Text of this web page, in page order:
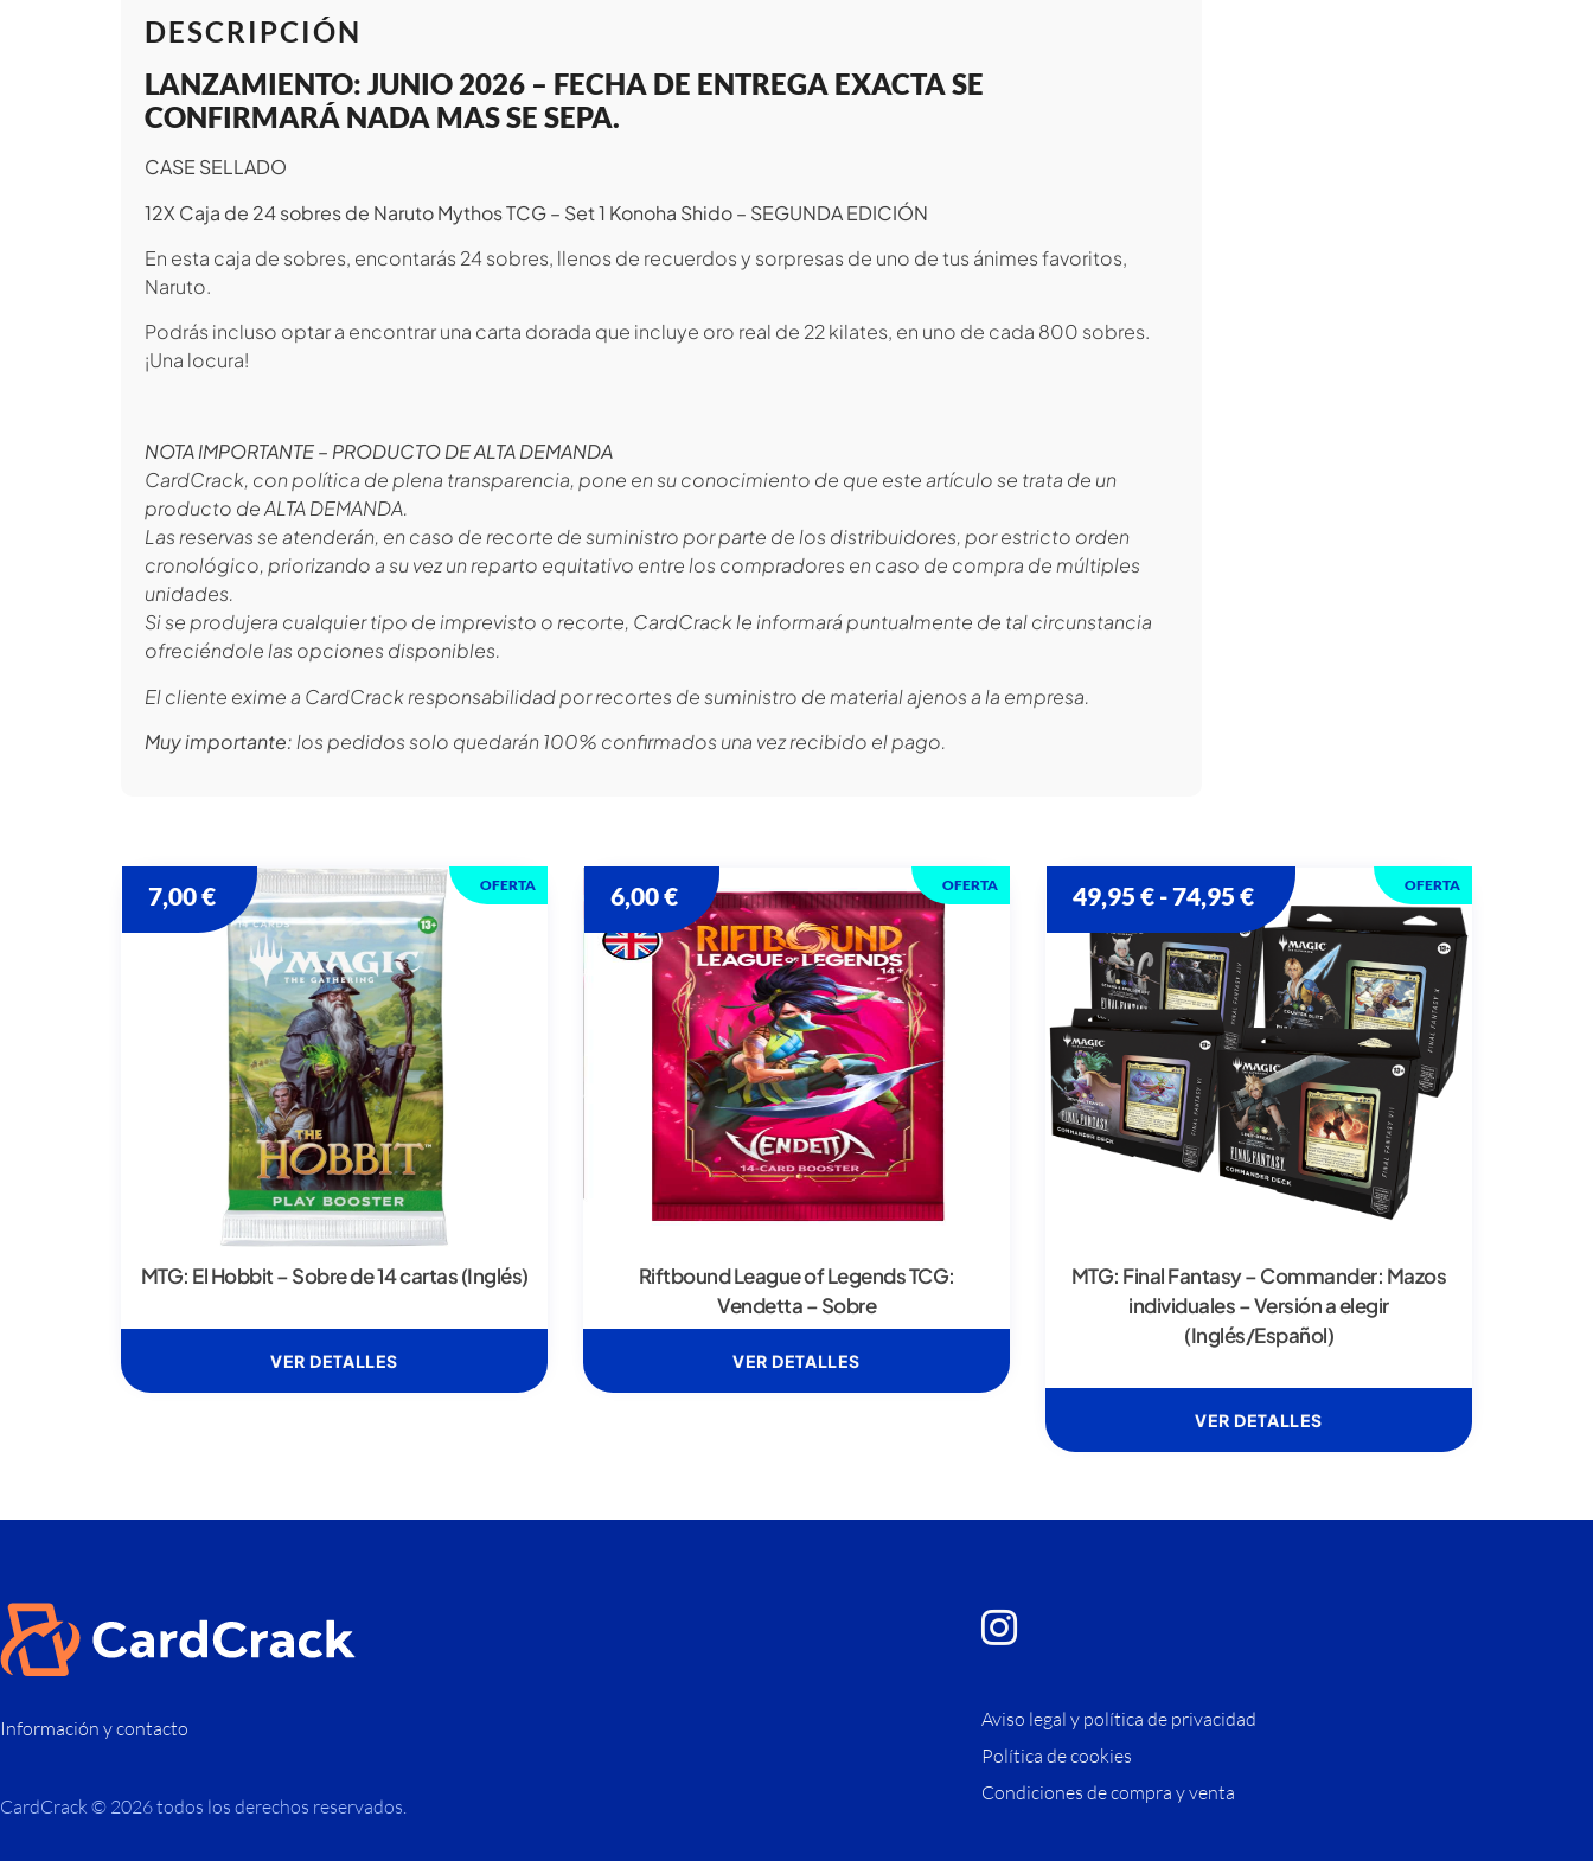
DESCRIPCIÓN
LANZAMIENTO: JUNIO 2026 – FECHA DE ENTREGA EXACTA SE
CONFIRMARÁ NADA MAS SE SEPA.
CASE SELLADO
12X Caja de 24 sobres de Naruto Mythos TCG – Set 1 Konoha Shido – SEGUNDA EDICIÓN
En esta caja de sobres, encontarás 24 sobres, llenos de recuerdos y sorpresas de uno de tus ánimes favoritos,
Naruto.
Podrás incluso optar a encontrar una carta dorada que incluye oro real de 22 kilates, en uno de cada 800 sobres.
¡Una locura!
NOTA IMPORTANTE – PRODUCTO DE ALTA DEMANDA
CardCrack, con política de plena transparencia, pone en su conocimiento de que este artículo se trata de un
producto de ALTA DEMANDA.
Las reservas se atenderán, en caso de recorte de suministro por parte de los distribuidores, por estricto orden
cronológico, priorizando a su vez un reparto equitativo entre los compradores en caso de compra de múltiples
unidades.
Si se produjera cualquier tipo de imprevisto o recorte, CardCrack le informará puntualmente de tal circunstancia
ofreciéndole las opciones disponibles.
El cliente exime a CardCrack responsabilidad por recortes de suministro de material ajenos a la empresa.
Muy importante: los pedidos solo quedarán 100% confirmados una vez recibido el pago.
OFERTA
7,00€
MTG: El Hobbit – Sobre de 14 cartas (Inglés)
VER DETALLES
OFERTA
6,00€
Riftbound League of Legends TCG:
Vendetta – Sobre
VER DETALLES
OFERTA
49,95€ -74,95€
MTG: Final Fantasy – Commander: Mazos
individuales – Versión a elegir
(Inglés/Español)
VER DETALLES
Información y contacto
CardCrack © 2026 todos los derechos reservados.
Aviso legal y política de privacidad
Política de cookies
Condiciones de compra y venta